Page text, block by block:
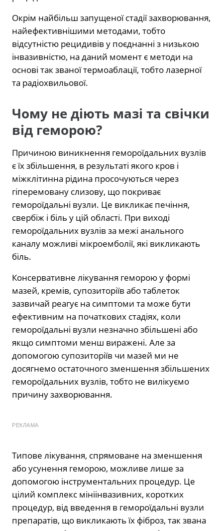
Окрім найбільш запущеної стадії захворювання,
найефективнішими методами, тобто
відсутністю рецидивів у поєднанні з низькою
інвазивністю, на даний момент є методи на
основі так званої термоаблації, тобто лазерної
та радіохвильової.
Чому не діють мазі та свічки
від геморою?
Причиною виникнення гемороїдальних вузлів
є їх збільшення, в результаті якого кров і
міжклітинна рідина просочуються через
гіперемовану слизову, що покриває
гемороїдальні вузли. Це викликає печіння,
свербіж і біль у цій області. При виході
гемороїдальних вузлів за межі анального
каналу можливі мікроемболії, які викликають
біль.
Консервативне лікування геморою у формі
мазей, кремів, супозиторіїв або таблеток
зазвичай реагує на симптоми та може бути
ефективним на початкових стадіях, коли
гемороїдальні вузли незначно збільшені або
якщо симптоми менш виражені. Але за
допомогою супозиторіїв чи мазей ми не
досягнемо остаточного зменшення збільшених
гемороїдальних вузлів, тобто не вилікуємо
причину захворювання.
РЕКЛАМА
Типове лікування, спрямоване на зменшення
або усунення геморою, можливе лише за
допомогою інструментальних процедур. Це
цілий комплекс мініінвазивних, коротких
процедур, від введення в гемороїдальні вузли
препаратів, що викликають їх фіброз, так звана